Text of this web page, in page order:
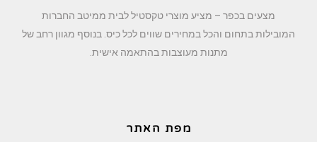
מצעים בכפר – מציע מוצרי טקסטיל לבית ממיטב החברות
המובילות בתחום והכל במחירים שווים לכל כיס. בנוסף מגוון רחב של
מתנות מעוצבות בהתאמה אישית.
מפת האתר